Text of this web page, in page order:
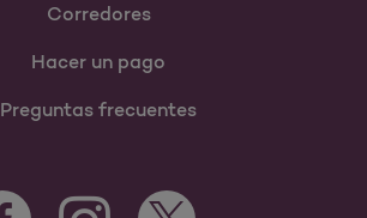
Corredores
Hacer un pago
Preguntas frecuentes